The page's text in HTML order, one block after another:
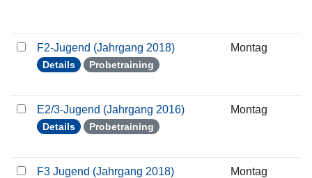
F2-Jugend (Jahrgang 2018)
Details Probetraining
Montag
E2/3-Jugend (Jahrgang 2016)
Details Probetraining
Montag
F3 Jugend (Jahrgang 2018) Montag